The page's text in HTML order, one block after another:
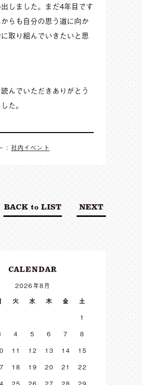
しました。 まだ4年目です
らも自分の思う道に向か
取り組んでいきたいと思
んでいただきありがとう
た。
: 社内イベント
BACK to LIST NEXT
CALENDAR
2026年8月
火 水 木 金
土
1
4 5 6 7
8
11 12 13 14
15
18 19 20 21
22